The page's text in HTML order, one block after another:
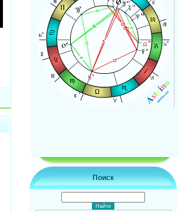
Поиск